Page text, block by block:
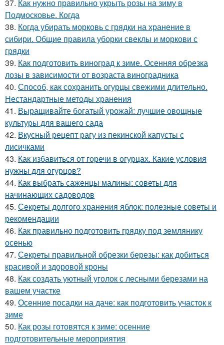
37. Как нужно правильно укрыть розы на зиму в
Подмосковье. Когда
38. Когда убирать морковь с грядки на хранение в
сибири. Общие правила уборки свеклы и моркови с
грядки
39. Как подготовить виноград к зиме. Осенняя обрезка
лозы в зависимости от возраста виноградника
40. Способ, как сохранить огурцы свежими длительно.
Нестандартные методы хранения
41. Выращивайте богатый урожай: лучшие овощные
культуры для вашего сада
42. Вкусный рецепт рагу из пекинской капусты с
лисичками
43. Как избавиться от горечи в огурцах. Какие условия
нужны для огурцов?
44. Как выбрать саженцы малины: советы для
начинающих садоводов
45. Секреты долгого хранения яблок: полезные советы и
рекомендации
46. Как правильно подготовить грядку под землянику
осенью
47. Секреты правильной обрезки березы: как добиться
красивой и здоровой кроны
48. Как создать уютный уголок с лесными березами на
вашем участке
49. Осенние посадки на даче: как подготовить участок к
зиме
50. Как розы готовятся к зиме: осенние
подготовительные мероприятия